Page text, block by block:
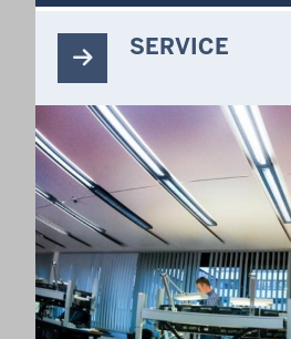
SERVICE